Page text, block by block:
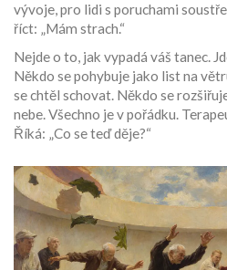
vývoje, pro lidi s poruchami
říct: „Mám strach.“
Nejde o to, jak vypadá váš tanec.
Někdo se pohybuje jako list na
se chtěl schovat. Někdo se
nebe. Všechno je v pořádku.
Říká: „Co se teď děje?“